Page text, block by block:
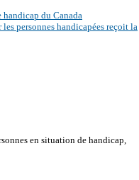
handicap du Canada
personnes handicapées reçoit la
en situation de handicap,